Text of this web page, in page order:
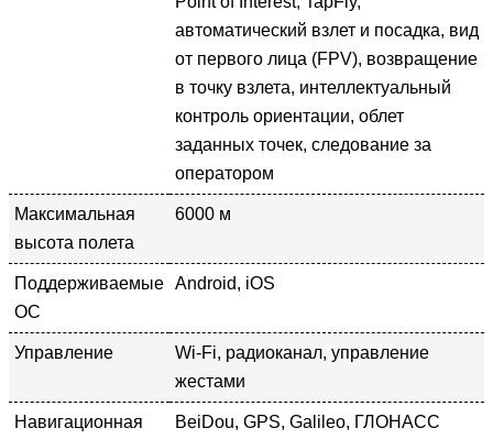
автоматический взлет и посадка, вид
от первого лица (FPV), возвращение
в точку взлета, интеллектуальный
контроль ориентации, облет
заданных точек, следование за
оператором
Максимальная
высота полета
6000 м
Поддерживаемые
ОС
Android, iOS
Управление
Wi-Fi, радиоканал, управление
жестами
Навигационная
BeiDou, GPS, Galileo, ГЛОНАСС